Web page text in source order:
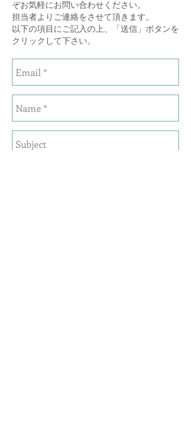
ぞお気軽にお問い合わせください。
担当者よりご連絡をさせて頂きます。
以下の項目にご記入の上、「送信」ボタンを
クリックして下さい。